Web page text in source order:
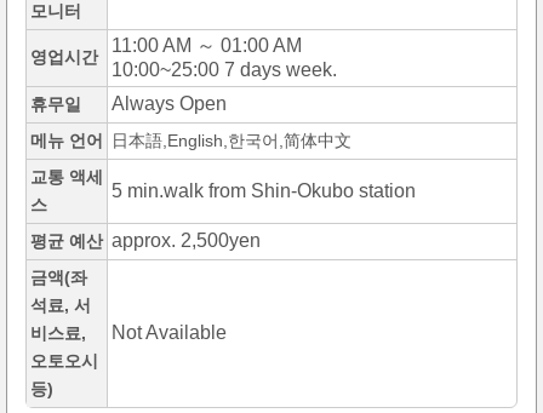
모니터
영업시간
11:00 AM ～ 01:00 AM
10:00~25:00 7 days week.
휴무일 Always Open
메뉴 언어
日本語,English,한국어,简体中文
교통 액세
스
5 min.walk from Shin-Okubo station
평균 예산 approx. 2,500yen
금액(좌
석료, 서
비스료,
오토오시
등)
Not Available